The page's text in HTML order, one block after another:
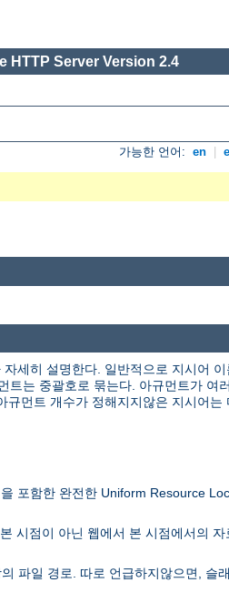
HTTP Server Version 2.4
가능한 언어: en
세히 설명한다. 일반적으로 지시어
는 중괄호로 묶는다. 아규먼트가 여
규먼트 개수가 정해지지않은 지시어는
포함한 완전한 Uniform Resource
시점이 아닌 웹에서 본 시점에서의 자
파일 경로. 따로 언급하지않으면, 슬